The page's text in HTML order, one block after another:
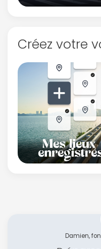
Créez votre
Damien,